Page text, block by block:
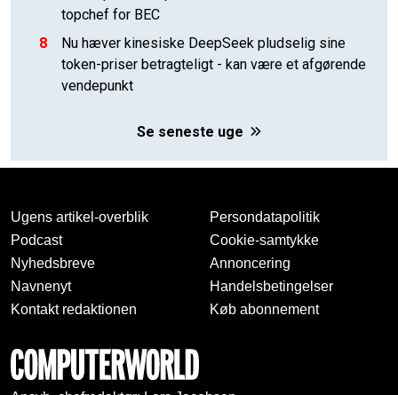
topchef for BEC
8
Nu hæver kinesiske DeepSeek pludselig sine
token-priser betragteligt - kan være et afgørende
vendepunkt
Se seneste uge
Ugens artikel-overblik
Podcast
Nyhedsbreve
Navnenyt
Kontakt redaktionen
Persondatapolitik
Cookie-samtykke
Annoncering
Handelsbetingelser
Køb abonnement